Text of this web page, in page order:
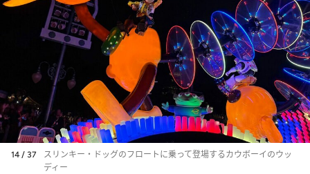
14 / 37
スリンキー・ドッグのフロートに乗って登場するカウボーイのウッ
ディー